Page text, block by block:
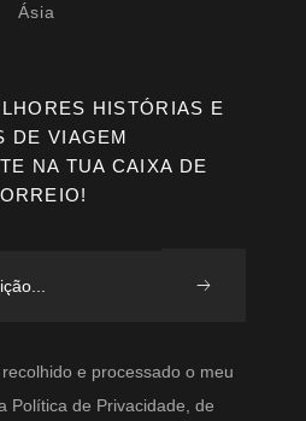
Ásia
HISTÓRIAS E
DE VIAGEM
NA TUA CAIXA DE
e processado o meu
Política de Privacidade, de